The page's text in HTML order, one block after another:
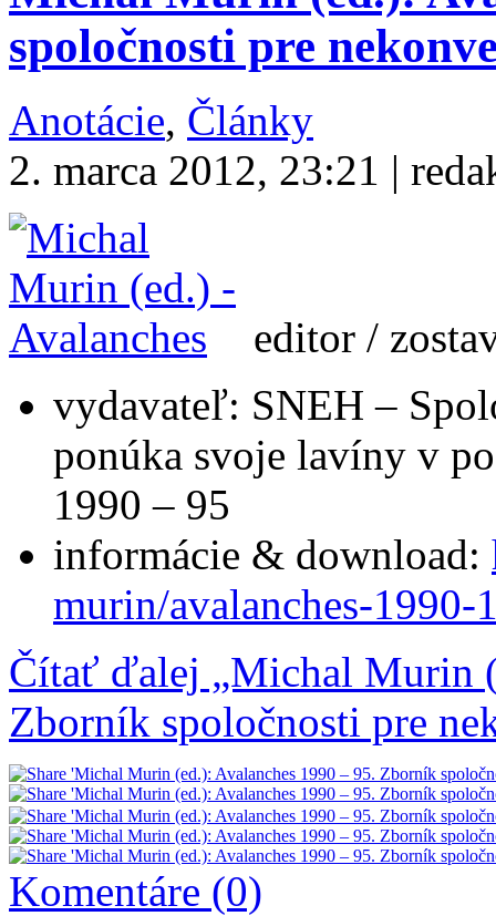
spoločnosti pre
Anotácie, Články
2. marca 2012, 23:21 |
editor /
vydavateľ: SNEH –
ponúka svoje lavíny v
1990 – 95
informácie & download:
murin/avalanches-1990-
Čítať ďalej „Michal Murin
Zborník spoločnosti pre
Komentáre (0)